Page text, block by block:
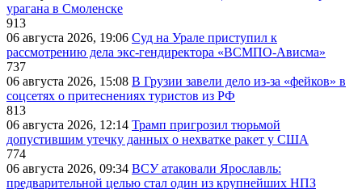
урагана в Смоленске
913
06 августа 2026, 19:06 Суд на Урале приступил к
рассмотрению дела экс-гендиректора «ВСМПО-Ависма»
737
06 августа 2026, 15:08 В Грузии завели дело из-за «фейков» в
соцсетях о притеснениях туристов из РФ
813
06 августа 2026, 12:14 Трамп пригрозил тюрьмой
допустившим утечку данных о нехватке ракет у США
774
06 августа 2026, 09:34 ВСУ атаковали Ярославль:
предварительной целью стал один из крупнейших НПЗ